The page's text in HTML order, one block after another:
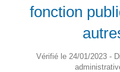
fonction
Vérifié le 24/01/2023 -